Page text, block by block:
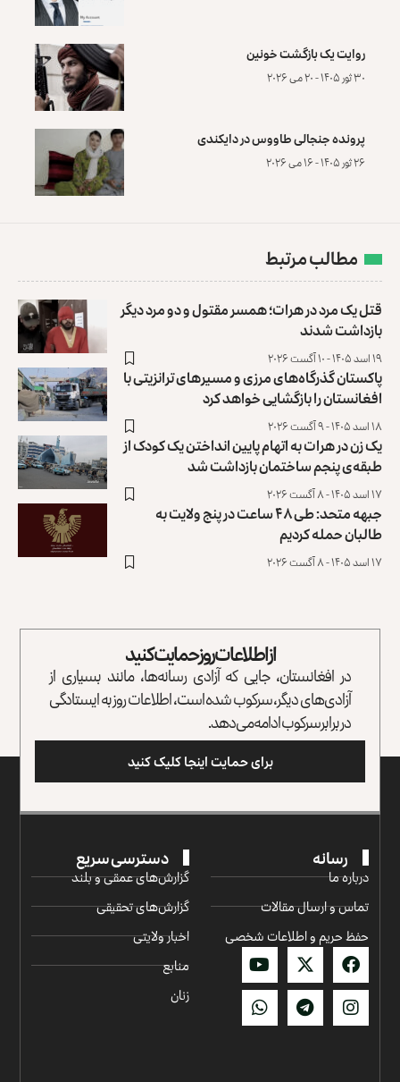
روایت یک بازگشت خونین
۳۰ ثور ۱۴۰۵ - ۲۰ می ۲۰۲۶
پرونده‌ جنجالی طاووس در دایکندی
۲۶ ثور ۱۴۰۵ - ۱۶ می ۲۰۲۶
مطالب مرتبط
قتل یک مرد در هرات؛ همسر مقتول و دو مرد دیگر
بازداشت شدند
۱۹ اسد ۱۴۰۵ - ۱۰ آگست ۲۰۲۶
پاکستان گذرگاه‌های مرزی و مسیرهای ترانزیتی با
افغانستان را بازگشایی خواهد کرد
۱۸ اسد ۱۴۰۵ - ۹ آگست ۲۰۲۶
یک زن در هرات به اتهام پایین انداختن یک کودک از
طبقه‌ی پنجم ساختمان بازداشت شد
۱۷ اسد ۱۴۰۵ - ۸ آگست ۲۰۲۶
جبهه متحد: طی ۴۸ ساعت در پنج ولایت به
طالبان حمله کردیم
۱۷ اسد ۱۴۰۵ - ۸ آگست ۲۰۲۶
از اطلاعات روز حمایت کنید
در افغانستان، جایی که آزادی رسانه‌ها، مانند بسیاری از
آزادی‌های دیگر، سرکوب شده است، اطلاعات روز به ایستادگی
در برابر سرکوب ادامه می‌دهد.
برای حمایت اینجا کلیک کنید
رسانه
درباره ما
تماس و ارسال مقالات
حفظ حریم و اطلاعات شخصی
دسترسی سریع
گزارش‌‌های عمقی و بلند
گزارش‌های تحقیقی
اخبار ولایتی
منابع
زنان